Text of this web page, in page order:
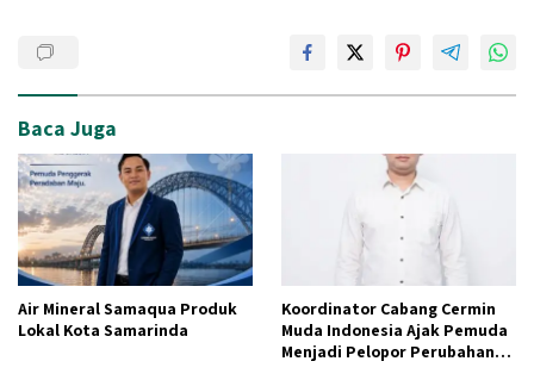
Baca Juga
Air Mineral Samaqua Produk
Lokal Kota Samarinda
Koordinator Cabang Cermin
Muda Indonesia Ajak Pemuda
Menjadi Pelopor Perubahan